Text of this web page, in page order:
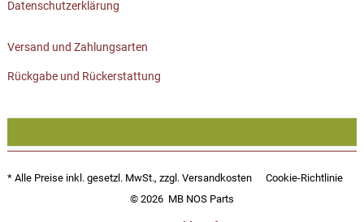
Datenschutzerklärung
Versand und Zahlungsarten
Rückgabe und Rückerstattung
* Alle Preise inkl. gesetzl. MwSt., zzgl. Versandkosten
Cookie-Richtlinie
© 2026 MB NOS Parts